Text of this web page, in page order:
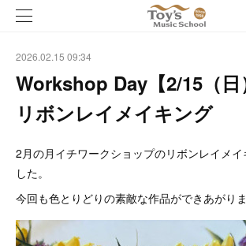
2026.02.15 09:34
Workshop Day【2/15（
リボンレイメイキング
2月の月イチワークショップのリボンレイメイ
した。
今回も色とりどりの素敵な作品ができあがりま